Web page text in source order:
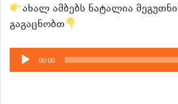
ახალ ამბებს ნატალია
გაგაცნობთ
აუდიო
დამკვრელი
00:00